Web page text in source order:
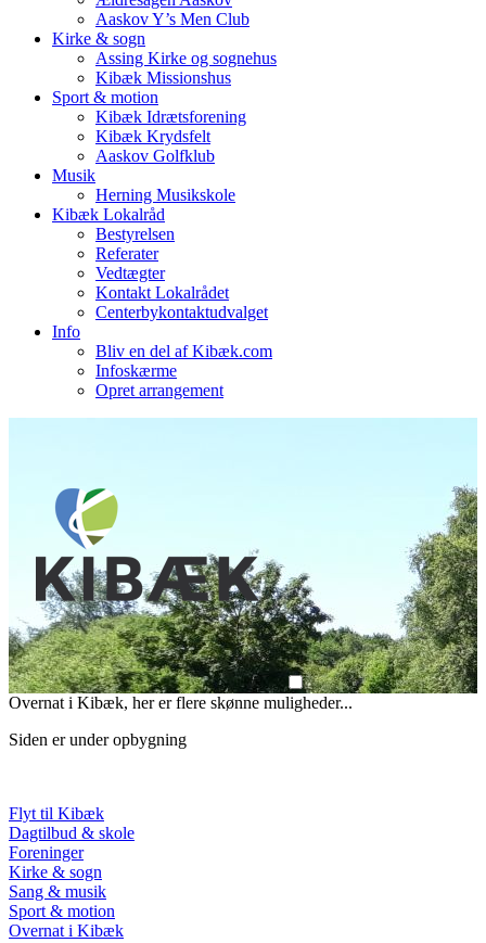
Aaskov Y’s Men Club
Kirke & sogn
Assing Kirke og sognehus
Kibæk Missionshus
Sport & motion
Kibæk Idrætsforening
Kibæk Krydsfelt
Aaskov Golfklub
Musik
Herning Musikskole
Kibæk Lokalråd
Bestyrelsen
Referater
Vedtægter
Kontakt Lokalrådet
Centerbykontaktudvalget
Info
Bliv en del af Kibæk.com
Infoskærme
Opret arrangement
Overnat i Kibæk, her er flere skønne muligheder...
Siden er under opbygning
Flyt til Kibæk
Dagtilbud & skole
Foreninger
Kirke & sogn
Sang & musik
Sport & motion
Overnat i Kibæk